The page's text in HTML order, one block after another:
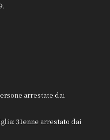
arrestate dai
31enne arrestato dai